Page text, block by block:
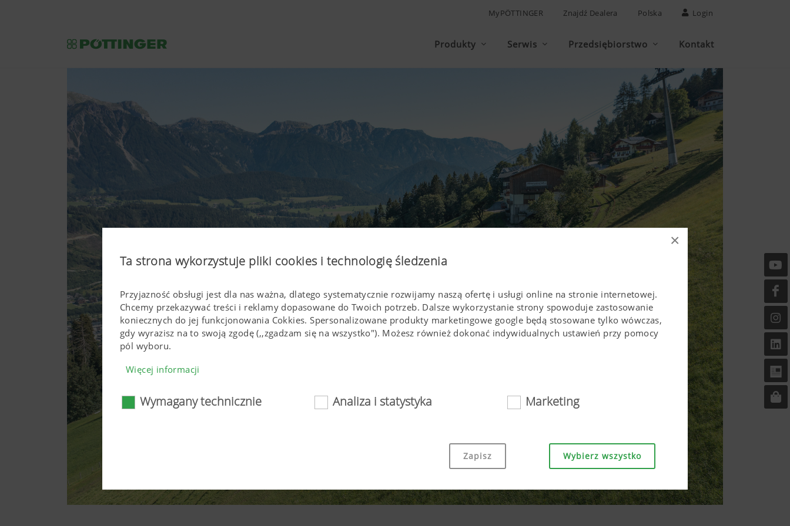
×
Ta strona wykorzystuje pliki cookies i technologię śledzenia
Przyjazność obsługi jest dla nas ważna, dlatego systematycznie rozwijamy naszą ofertę i usługi online na stronie internetowej.
Chcemy przekazywać treści i reklamy dopasowane do Twoich potrzeb. Dalsze wykorzystanie strony spowoduje zastosowanie
koniecznych do jej funkcjonowania Cokkies. Spersonalizowane produkty marketingowe google będą stosowane tylko wówczas,
gdy wyrazisz na to swoją zgodę (,,zgadzam się na wszystko"). Możesz również dokonać indywidualnych ustawień przy pomocy
pól wyboru.
Określone technologie internetowe i Cookies sprawiaja, że strona internetowa jest łatwo dostępna i przyjazna w
użytkowaniu. To dotyczy zarówno istotnych podstawowych funkcjonalności, jak nawigacja na stronie, jak również
funkcjonować bez użycia tych technologii i Cookies.
Więcej informacji
Więcej informacji
Wymagany technicznie Analiza i statystyka Marketing
Zapisz Wybierz wszystko
MyPÖTTINGER Znajdź Dealera Polska Login
Produkty Serwis Przedsiębiorstwo Kontakt